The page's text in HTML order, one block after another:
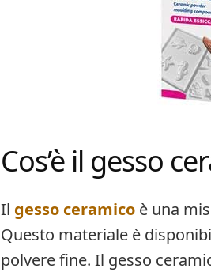
Cos’è il gesso
Il gesso ceramico è una
Questo materiale è
polvere fine. Il gesso